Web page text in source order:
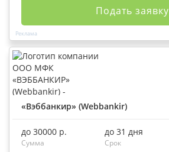
Подать заявку
«Вэббанкир» (Webbankir)
до 30000 р.
Сумма
до 31 дня
Срок